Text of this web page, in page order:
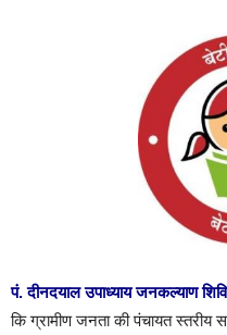
पं. दीनदयाल उपाध्याय जनकल्याण
कि ग्रामीण जनता की पंचायत